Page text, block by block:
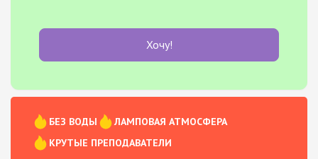
Хочу!
БЕЗ ВОДЫ
ЛАМПОВАЯ АТМОСФЕРА
КРУТЫЕ ПРЕПОДАВАТЕЛИ